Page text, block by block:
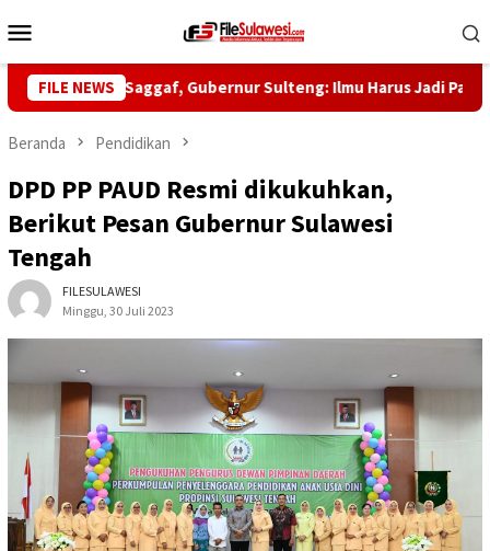
ke
Mobile
FILE NEWS
5 Habib Saggaf, Gubernur Sulteng: Ilmu Harus Jadi Panglima
Beranda Pendidikan
DPD PP PAUD Resmi dikukuhkan,
Berikut Pesan Gubernur Sulawesi
Tengah
FILESULAWESI
Minggu, 30 Juli 2023